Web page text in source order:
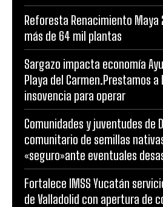
Reforesta Renacimiento
más de 64 mil plantas
Sargazo impacta economía
Playa del Carmen.Prestamos
insovencia para operar
Comunidades y juventudes de
comunitario de semillas
«seguro»ante eventuales
Fortalece IMSS Yucatán
de Valladolid con apertura de